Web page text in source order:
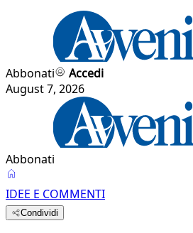
Abbonati
Accedi
August 7, 2026
Abbonati
IDEE E COMMENTI
Condividi